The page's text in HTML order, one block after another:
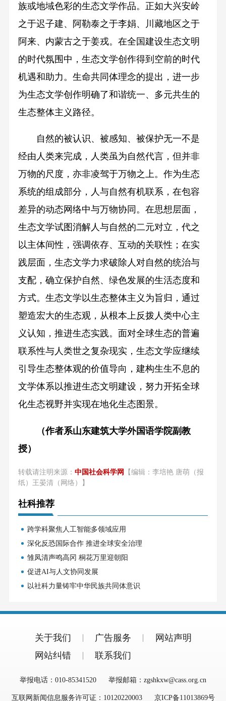
族或地域色彩的生态文学作品。正如大兴安岭
之于迟子建、阿勒泰之于李娟、川藏地区之于
阿来、内蒙古之于姜戎。在全国建设生态文明
的时代氛围中，生态文学创作得到空前的时代
机遇和助力。生命共同体理念的提出，进一步
为生态文学创作明确了和谐统一、多元共生的
生态整体主义路径。
自然的被认识、被感知、被保护无一不是
经由人类来完成，人类虽为自然代言，但并非
万物的尺度，亦非凌驾于万物之上。作为生态
系统的组成部分，人与自然有机联系，在包容
差异的动态网络中与万物协同。在思想层面，
生态文学试图消解人与自然的二元对立，代之
以主体间性，强调依存、互动的关联性；在实
践层面，生态文学力求破除人对自然的统治与
支配，确立保护自然、绿色发展的生活态度和
方式。生态文学以生态整体主义为旨归，通过
塑造宏大的生态观，从根本上反拨人类中心主
义认知，推进生态实践。面对全球生态的普遍
联系性与人类世之复杂现实，生态文学应继续
引导生态整体观的价值导向，建构生生不息的
文学体系以推进生态文明建设，努力开拓全球
化生态视野并实现在地化生态图景。
（作者系山东建筑大学外国语学院副教
授）
转载请注明来源： 中国社会科学网
【编辑：李培艳 唐萌（报
纸）王晏清（网络）】
社科推荐
跨学科聚焦人工智能多领域应用
深化反恐国际合作 推进全球安全治理
雏凤清声鸣高冈 桐花万里迎朝阳
促进AI与人文协同发展
以社科力量铸牢中华民族共同体意识
关于我们 广告服务
网站声明
网站纠错
联系我们
举报电话：010-85341520 举报邮箱：zgshkxw@cass.org.cn
互联网新闻信息服务许可证：10120220003 京ICP备11013869号